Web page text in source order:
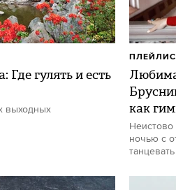
Где гулять и есть
выходных
как
Неистово
ночью с